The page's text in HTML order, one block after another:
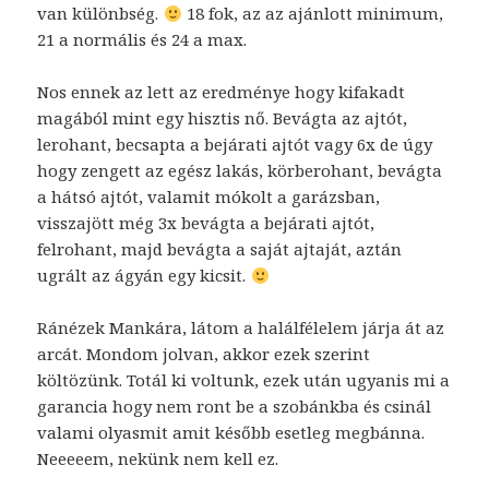
van különbség.
18 fok, az az ajánlott minimum,
21 a normális és 24 a max.
Nos ennek az lett az eredménye hogy kifakadt
magából mint egy hisztis nő. Bevágta az ajtót,
lerohant, becsapta a bejárati ajtót vagy 6x de úgy
hogy zengett az egész lakás, körberohant, bevágta
a hátsó ajtót, valamit mókolt a garázsban,
visszajött még 3x bevágta a bejárati ajtót,
felrohant, majd bevágta a saját ajtaját, aztán
ugrált az ágyán egy kicsit.
Ránézek Mankára, látom a halálfélelem járja át az
arcát. Mondom jolvan, akkor ezek szerint
költözünk. Totál ki voltunk, ezek után ugyanis mi a
garancia hogy nem ront be a szobánkba és csinál
valami olyasmit amit később esetleg megbánna.
Neeeeem, nekünk nem kell ez.